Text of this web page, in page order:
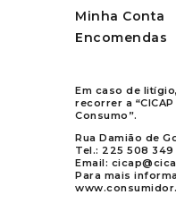
Minha Conta
Encomendas
Em caso de
recorrer a
Consumo”.
Rua Damião de
Tel.: 225 508 349
Email:
Para mais